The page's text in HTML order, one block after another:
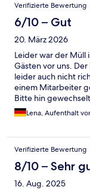
Verifizierte Bewertung
6/10 – Gut
20. März 2026
Leider war der Müll
Gästen vor uns.
leider auch nicht
einem Mitarbeiter
Bitte hin
Die Sauberkeit im
Lena, Aufenthalt
Verifizierte Bewertung
8/10 – Sehr
16. Aug. 2025